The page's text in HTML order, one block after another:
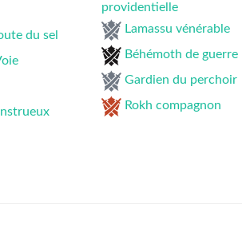
du sel
providentielle
Lamassu vénérable
Béhémoth de guerre
Gardien du perchoir
Rokh compagnon